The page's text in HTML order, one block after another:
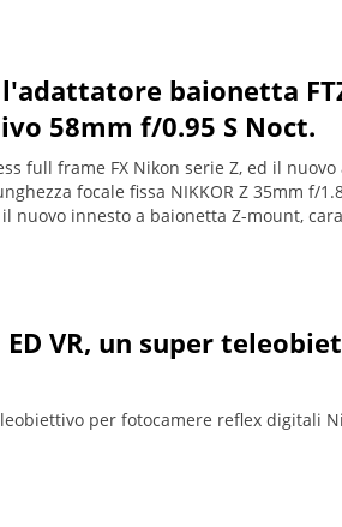
baionetta
58mm f/0.95 S Noct.
full frame FX Nikon serie Z, ed il nuovo
focale fissa NIKKOR Z 35mm f/
nuovo innesto a baionetta Z-mount,
ED VR, un super
per fotocamere reflex digitali